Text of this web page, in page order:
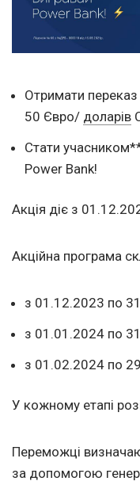
Отримати
50 Євро/ доларів
Стати
Power Вank!
Акція діє з
Акційна програма
з 01.12.2023 по
з 01.01.2024 по
з 01.02.2024 по
У кожному етапі
Переможці
за допомогою